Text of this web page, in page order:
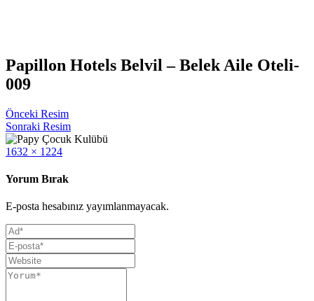
Papillon Hotels Belvil – Belek Aile Oteli-
009
Önceki Resim
Sonraki Resim
Full
1632 × 1224
Yorum Bırak
E-posta hesabınız yayımlanmayacak.